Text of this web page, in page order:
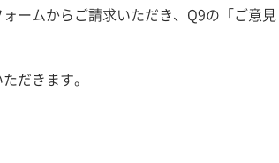
ームからご請求いただき、Q9の「ご意
だきます。